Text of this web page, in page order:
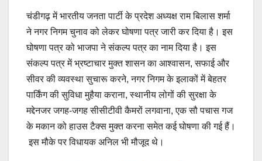
चंडीगढ़ में भारतीय जनता पार्टी के प्रदेश अध्यक्ष राम बिलास शर्मा
ने नगर निगम चुनाव को लेकर घोषणा पत्र जारी कर दिया है। इस
घोषणा पत्र को भाजपा ने संकल्प पत्र का नाम दिया है। इस
संकल्प पत्र में भ्रष्टाचार मुक्त शासन का आश्वासन, सफाई और
सीवर की व्यवस्था सुचारू करने, नगर निगम के इलाकों में बेहतर
पार्किंग की सुविधा मुहैया कराना, स्थानीय लोगों की सुरक्षा के
मद्देनजर जगह-जगह सीसीटीवी कैमरों लगवाना, एक सौ पचास गज
के मकान को हाउस टैक्स मुक्त करना समेत कई घोषणा की गई हैं।
इस मौके पर विधायक अनिल भी मौजूद थे।